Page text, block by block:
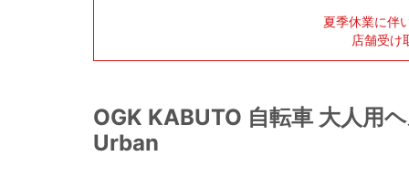
夏季休業に伴
店舗受け
OGK KABUTO 自転車 大人用
Urban